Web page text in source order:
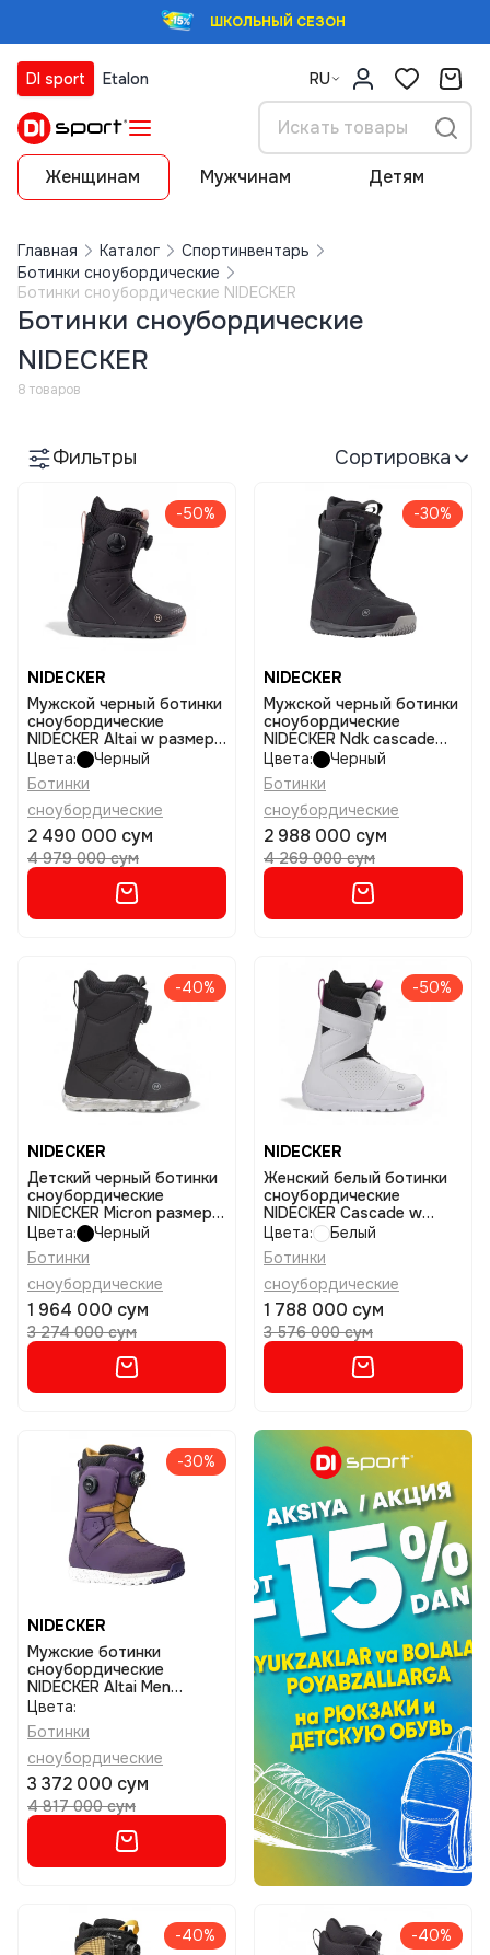
ШКОЛЬНЫЙ СЕЗОН
DI sport Etalon RU
Женщинам Мужчинам Детям
Главная Каталог
Спортинвентарь
Ботинки сноубордические
Ботинки сноубордические NIDECKER
Ботинки сноубордические
NIDECKER
8 товаров
Фильтры Сортировка
-50%
NIDECKER
Мужской черный ботинки
сноубордические
NIDECKER Altai w размер
5,5
Цвета:
Черный
Ботинки
сноубордические
2 490 000 сум
4 979 000 сум
-30%
NIDECKER
Мужской черный ботинки
сноубордические
NIDECKER Ndk cascade
men размер 11
Цвета:
Черный
Ботинки
сноубордические
2 988 000 сум
4 269 000 сум
-40%
NIDECKER
Детский черный ботинки
сноубордические
NIDECKER Micron размер
4
Цвета:
Черный
Ботинки
сноубордические
1 964 000 сум
3 274 000 сум
-50%
NIDECKER
Женский белый ботинки
сноубордические
NIDECKER Cascade w
размер 5,5
Цвета:
Белый
Ботинки
сноубордические
1 788 000 сум
3 576 000 сум
-30%
NIDECKER
Мужские ботинки
сноубордические
NIDECKER Altai Men
размер 10,5
Цвета:
Ботинки
сноубордические
3 372 000 сум
4 817 000 сум
-40% -40%